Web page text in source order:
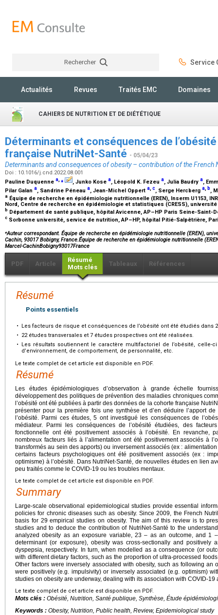
Rechercher Service
Actualités Revues Traités EMC Domaines
CAHIERS DE NUTRITION ET DE DIÉTÉTIQUE
Déterminants et conséquences de
française NutriNet-Santé - 05/04/23
Determinants and consequences of obesity – contribution of the French
Doi : 10.1016/j.cnd.2022.08.001
Pauline Duquenne a,⁎ , Junko Kose a, Léopold K. Fezeu a, Julia Baudry a,
Pilar Galan a, Sandrine Péneau a, Jean-Michel Oppert a c, Serge Hercberg a b,
a Équipe de recherche en épidémiologie nutritionnelle (EREN), Inserm U1153,
Nord, Centre de recherche en épidémiologie et statistiques (CRESS),
b Département de santé publique, hôpital Avicenne, AP–HP Paris Seine-Saint-
c Sorbonne université, service de nutrition, AP–HP, hôpital Pitié-Salpêtrière,
⁎Auteur correspondant. Équipe de recherche en épidémiologie nutritionnelle (EREN),
Cachin, 93017 Bobigny, France.Équipe de recherche en épidémiologie nutritionnelle
Marcel-CachinBobigny93017France
PDF Article
Résumé
Mots clés
Tableaux Références
Résumé
Points essentiels
•
Les facteurs de risque et conséquences de l’obésité ont été étudiés dans
•
22 études transversales et 7 études prospectives ont été réalisées.
•
Les résultats soutiennent le caractère multifactoriel de l’obésité, celle-
d’environnement, de comportement, de personnalité, etc.
Le texte complet de cet article est disponible en PDF.
Résumé
Les études épidémiologiques d’observation à grande échelle
développement des politiques de prévention des maladies chroniques
l’obésité ont été publiées à partir des données de la cohorte française
présenter pour la première fois une synthèse et d’en déduire l’apport
l’obésité. Parmi ces études, 5 ont investigué les conséquences de
médiateur. Parmi les conséquences de l’obésité étudiées, des
fonctionnelle ont été positivement associés à l’obésité. En revanche,
nombreux facteurs liés à l’alimentation ont été positivement associés à
transformés au sein des apports) ou inversement associés (ex :
certains facteurs psychologiques ont été positivement associés (ex :
optimisme) à l’obésité. Dans NutriNet-Santé, de nouvelles études en lien
peu traités comme le COVID-19 ou les troubles mentaux.
Le texte complet de cet article est disponible en PDF.
Summary
Large-scale observational epidemiological studies provide essential
policies for chronic diseases such as obesity. Since 2009, the French
basis for 29 empirical studies on obesity. The aim of this review is to
studies and to deduce the contribution of NutriNet-Santé to the
analyzed obesity as an exposure variable, 23 – as an outcome, and 1
determinant (or exposure), obesity was cross-sectionally and positively
dyspepsia, respectively. In turn, when modelled as a consequence (or
with different dietary factors, such as the proportion of ultra-processed
Other factors were inversely associated with obesity, such as following an
were positively (e.g. impulsivity) or inversely associated (e.g. optimism)
studies on obesity are underway, dealing with its association with COVID-19
Le texte complet de cet article est disponible en PDF.
Mots clés : Obésité, Nutrition, Santé publique, Synthèse, Étude
Keywords : Obesity, Nutrition, Public health, Review, Epidemiological study